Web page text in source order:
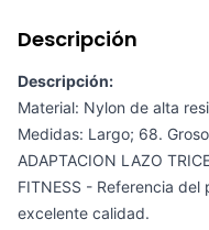
Descripción
Descripción:
Material: Nylon de alta
Medidas: Largo; 68.
ADAPTACION LAZO
FITNESS - Referencia
excelente calidad.